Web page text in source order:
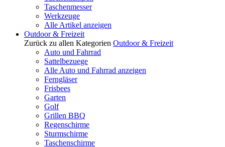
Taschenmesser
Werkzeuge
Alle Artikel anzeigen
Outdoor & Freizeit
Zurück zu allen Kategorien Outdoor & Freizeit
Auto und Fahrrad
Sattelbezuege
Alle Auto und Fahrrad anzeigen
Ferngläser
Frisbees
Garten
Golf
Grillen BBQ
Regenschirme
Sturmschirme
Taschenschirme